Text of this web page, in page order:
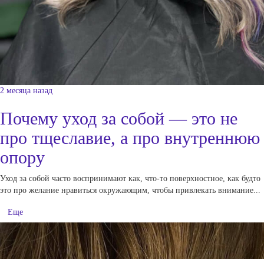
2 месяца назад
Почему уход за собой — это не
про тщеславие, а про внутреннюю
опору
Уход за собой часто воспринимают как, что-то поверхностное, как будто
это про желание нравиться окружающим, чтобы привлекать внимание...
Еще